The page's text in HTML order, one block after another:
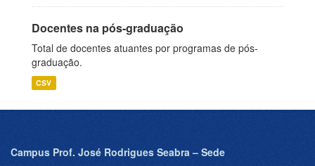
Docentes na pós-graduação
Total de docentes atuantes por programas de pós-
graduação.
CSV
Campus Prof. José Rodrigues Seabra – Sede